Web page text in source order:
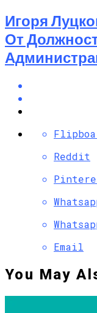
Игоря
От
Reddit
Email
You May